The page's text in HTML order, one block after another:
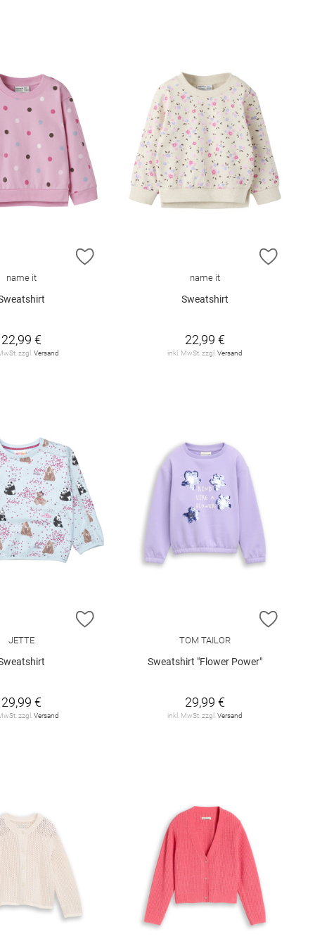
HINZUFÜGEN
name it
22,99 €
zzgl.Versand
ZUR
name it
Sweatshirt
22,99 €
inkl. MwSt. zzgl.Versand
HINZUFÜGEN
JETTE
29,99 €
zzgl.Versand
ZUR
TOM TAILOR
Sweatshirt "Flower Power"
29,99 €
inkl. MwSt. zzgl.Versand